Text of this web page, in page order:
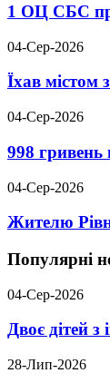
1 ОЦ СБС
04-Сер-2026
Їхав містом
04-Сер-2026
998
04-Сер-2026
Жителю
Популярні
04-Сер-2026
Двоє дітей
28-Лип-2026